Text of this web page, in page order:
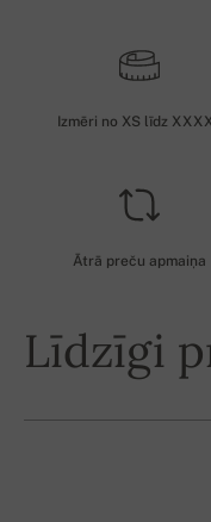
Izmēri no XS līdz
Ātrā preču apmaiņa
Līdzīgi